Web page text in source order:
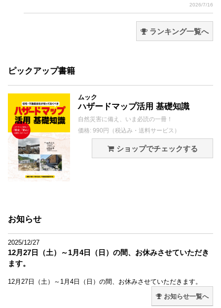
2026/7/16
ランキング一覧へ
ピックアップ書籍
ムック
ハザードマップ活用 基礎知識
自然災害に備え、いま必読の一冊！
価格: 990円（税込み・送料サービス）
ショップでチェックする
お知らせ
2025/12/27
12月27日（土）～1月4日（日）の間、お休みさせていただき
ます。
12月27日（土）～1月4日（日）の間、お休みさせていただきます。
お知らせ一覧へ